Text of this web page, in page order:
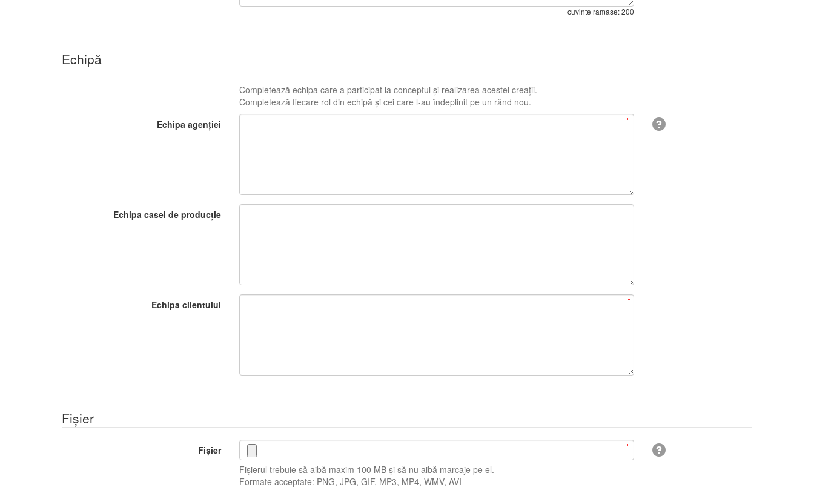
cuvinte ramase:200
Echipă
Completează echipa care a participat la conceptul și realizarea acestei creații.
Completează fiecare rol din echipă și cei care l-au îndeplinit pe un rând nou.
Echipa agenției
Echipa casei de producție
Echipa clientului
Fișier
Fișier
Fișierul trebuie să aibă maxim 100 MB și să nu aibă marcaje pe el.
Formate acceptate: PNG, JPG, GIF, MP3, MP4, WMV, AVI